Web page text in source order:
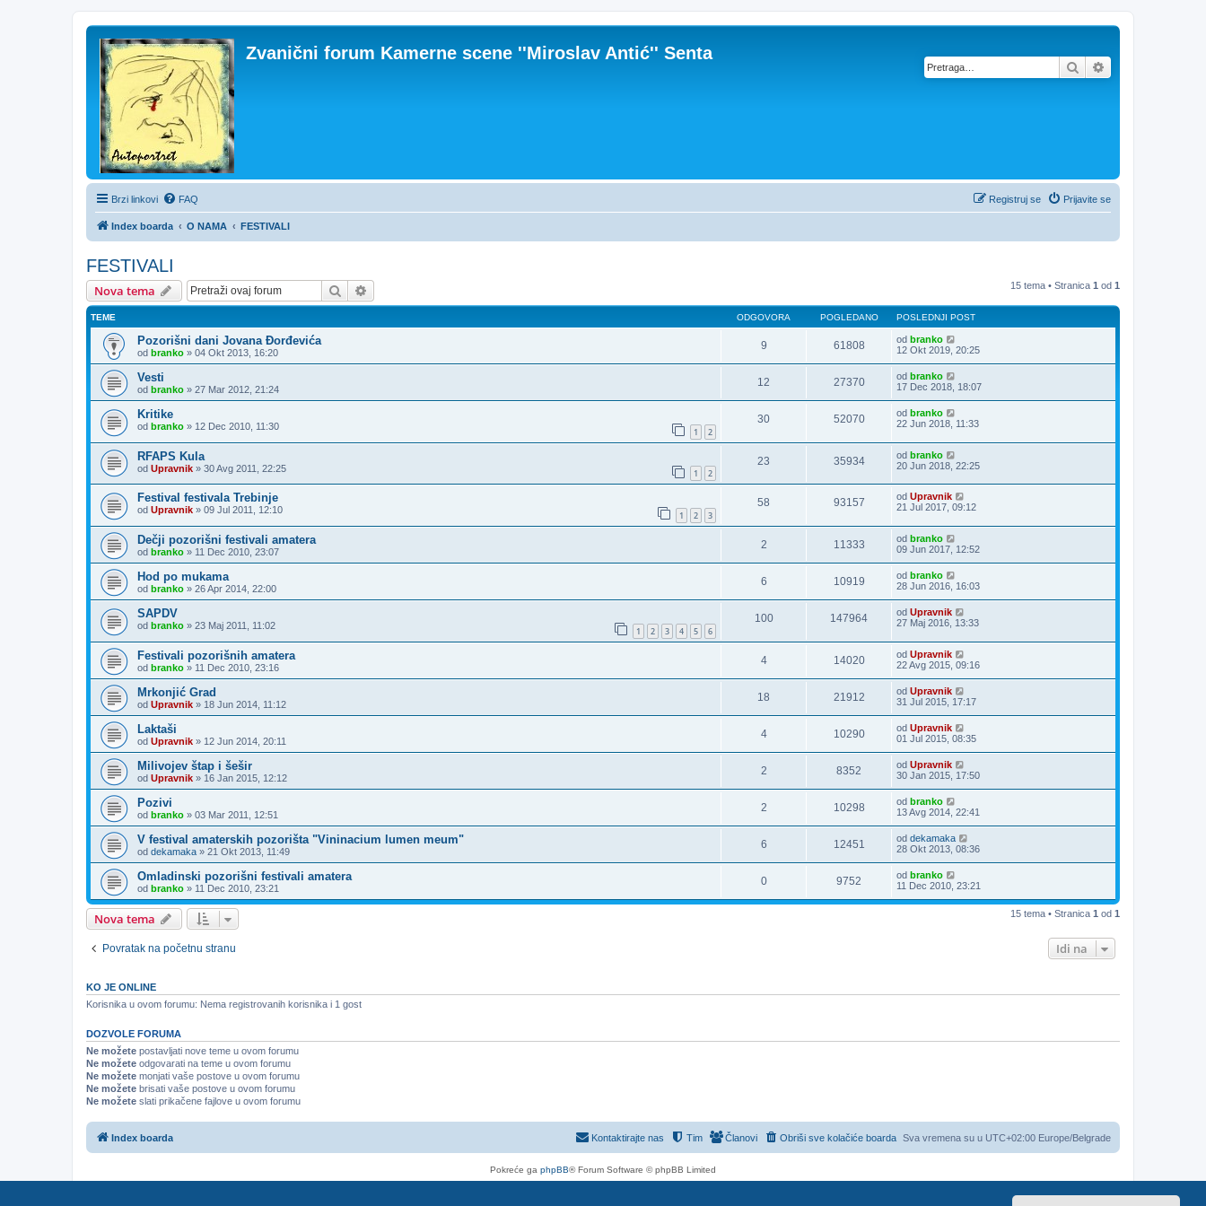
Zvanični forum Kamerne scene ''Miroslav Antić'' Senta
Pretraga
Brzi linkovi FAQ Prijavite se
Registruj se
Index boarda O NAMA FESTIVALI
FESTIVALI
Nova tema Pretraga 15 tema • Stranica 1 od 1
TEME ODGOVORA POGLEDANO POSLEDNJI POST
Pozorišni dani Jovana Đorđevića
od branko » 04 Okt 2013, 16:20
9 61808 od branko
12 Okt 2019, 20:25
Vesti
od branko » 27 Mar 2012, 21:24
12 27370 od branko
17 Dec 2018, 18:07
Kritike
od branko » 12 Dec 2010, 11:30 1 2
30 52070 od branko
22 Jun 2018, 11:33
RFAPS Kula
od Upravnik » 30 Avg 2011, 22:25 1 2
23 35934 od branko
20 Jun 2018, 22:25
Festival festivala Trebinje
od Upravnik » 09 Jul 2011, 12:10 1 2 3
58 93157 od Upravnik
21 Jul 2017, 09:12
Dečji pozorišni festivali amatera
od branko » 11 Dec 2010, 23:07
2 11333 od branko
09 Jun 2017, 12:52
Hod po mukama
od branko » 26 Apr 2014, 22:00
6 10919 od branko
28 Jun 2016, 16:03
SAPDV
od branko » 23 Maj 2011, 11:02 1 2 3 4 5 6
100 147964 od Upravnik
27 Maj 2016, 13:33
Festivali pozorišnih amatera
od branko » 11 Dec 2010, 23:16
4 14020 od Upravnik
22 Avg 2015, 09:16
Mrkonjić Grad
od Upravnik » 18 Jun 2014, 11:12
18 21912 od Upravnik
31 Jul 2015, 17:17
Laktaši
od Upravnik » 12 Jun 2014, 20:11
4 10290 od Upravnik
01 Jul 2015, 08:35
Milivojev štap i šešir
od Upravnik » 16 Jan 2015, 12:12
2 8352 od Upravnik
30 Jan 2015, 17:50
Pozivi
od branko » 03 Mar 2011, 12:51
2 10298 od branko
13 Avg 2014, 22:41
V festival amaterskih pozorišta "Vininacium lumen meum"
od dekamaka » 21 Okt 2013, 11:49
6 12451 od dekamaka
28 Okt 2013, 08:36
Omladinski pozorišni festivali amatera
od branko » 11 Dec 2010, 23:21
0 9752 od branko
11 Dec 2010, 23:21
Nova tema 15 tema • Stranica 1 od 1
Povratak na početnu stranu Idi na
KO JE ONLINE
Korisnika u ovom forumu: Nema registrovanih korisnika i 1 gost
DOZVOLE FORUMA
Ne možete postavljati nove teme u ovom forumu
Ne možete odgovarati na teme u ovom forumu
Ne možete monjati vaše postove u ovom forumu
Ne možete brisati vaše postove u ovom forumu
Ne možete slati prikačene fajlove u ovom forumu
Index boarda Sva vremena su u UTC+02:00 Europe/Belgrade
Obriši sve kolačiće boarda
Članovi
Tim
Kontaktirajte nas
Pokreće ga phpBB® Forum Software © phpBB Limited